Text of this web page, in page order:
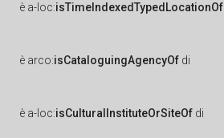
è a-loc:isTimeIndexedTypedLocationOf
è arco:isCataloguingAgencyOf di
è a-loc:isCulturalInstituteOrSiteOf di